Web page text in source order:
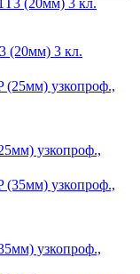
(20мм) 3 кл.
узкопроф.,
узкопроф.,